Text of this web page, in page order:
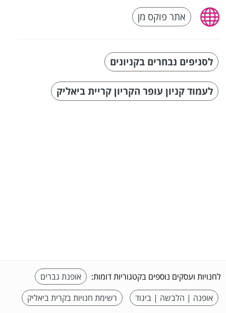
אתר פוקס מן
לסניפים נבחרים בקניונים
לעמוד קניון עופר הקריון קריית ביאליק
לחנויות ועסקים נוספים בקטגוריות דומות:
אופנת גברים
אופנה | הלבשה | ביגוד
רשימת חנויות בקרית ביאליק